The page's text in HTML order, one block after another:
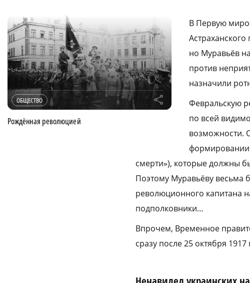
ОБЩЕСТВО r
Рождённая революцией
В Первую
но Муравьёв
против
назначили
Февральскую
по всей
возможности.
формировании
смерти»), которые должны
Поэтому Муравьёву весьма
революционного капитана
подполковники…
Впрочем, Временное
сразу после 25 октября